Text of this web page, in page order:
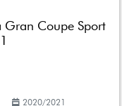
Coupe Sport
2020/2021